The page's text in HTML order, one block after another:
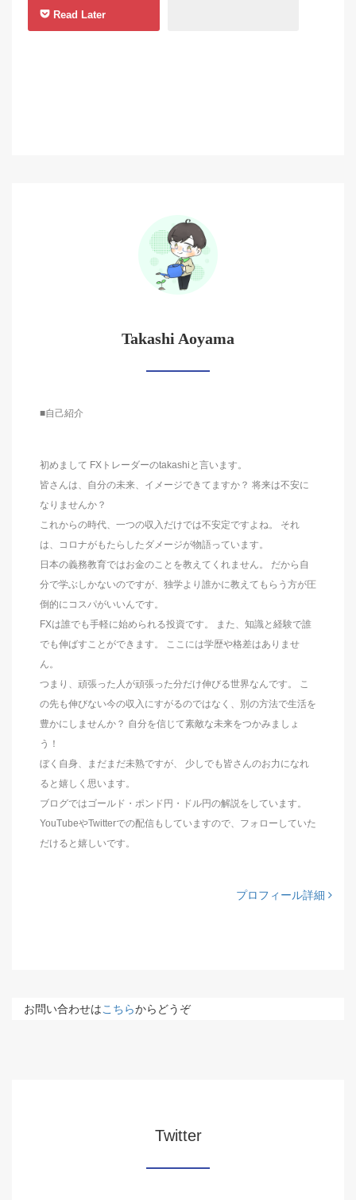
Read Later
Takashi Aoyama
■自己紹介
初めまして FXトレーダーのtakashiと言います。
皆さんは、自分の未来、イメージできてますか？ 将来は不安に
なりませんか？
これからの時代、一つの収入だけでは不安定ですよね。 それ
は、コロナがもたらしたダメージが物語っています。
日本の義務教育ではお金のことを教えてくれません。 だから自
分で学ぶしかないのですが、独学より誰かに教えてもらう方が圧
倒的にコスパがいいんです。
FXは誰でも手軽に始められる投資です。 また、知識と経験で誰
でも伸ばすことができます。 ここには学歴や格差はありませ
ん。
つまり、頑張った人が頑張った分だけ伸びる世界なんです。 こ
の先も伸びない今の収入にすがるのではなく、別の方法で生活を
豊かにしませんか？ 自分を信じて素敵な未来をつかみましょ
う！
ぼく自身、まだまだ未熟ですが、 少しでも皆さんのお力になれ
ると嬉しく思います。
ブログではゴールド・ポンド円・ドル円の解説をしています。
YouTubeやTwitterでの配信もしていますので、フォローしていた
だけると嬉しいです。
プロフィール詳細
お問い合わせはこちらからどうぞ
Twitter